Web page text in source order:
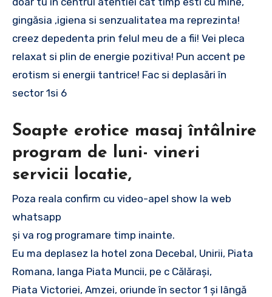
gingăsia ,igiena si senzualitatea ma reprezinta!
creez depedenta prin felul meu de a fii! Vei pleca
relaxat si plin de energie pozitiva! Pun accent pe
erotism si energii tantrice! Fac si deplasări în
sector 1si 6
Soapte erotice masaj întâlnire
program de luni- vineri
servicii locatie,
Poza reala confirm cu video-apel show la web
whatsapp
și va rog programare timp inainte.
Eu ma deplasez la hotel zona Decebal, Unirii, Piata
Romana, langa Piata Muncii, pe c Călărași,
Piata Victoriei, Amzei, oriunde în sector 1 și lângă